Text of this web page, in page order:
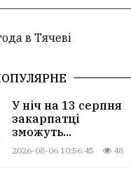
в Тячеві
У ніч на 13 серпня
закарпатці
зможуть...
2026-08-06 10:56:45 48